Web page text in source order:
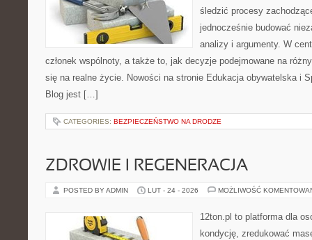
śledzić procesy
jednocześnie budować
analizy i argumenty. W
członek wspólnoty, a także to, jak decyzje podejmowane na
się na realne życie. Nowości na stronie Edukacja obywatelska i
Blog jest […]
CATEGORIES: BEZPIECZEŃSTWO NA DRODZE
ZDROWIE I REGENERACJA
POSTED BY ADMIN LUT - 24 - 2026 MOŻLIWOŚĆ
12ton.pl to platforma dla
kondycję, zredukować